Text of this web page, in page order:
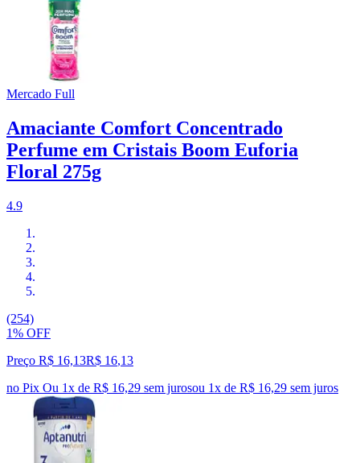
Mercado Full
Amaciante Comfort Concentrado
Perfume em Cristais Boom Euforia
Floral 275g
4.9
(254)
1% OFF
Preço R$ 16,13R$ 16,13
no Pix Ou 1x de R$ 16,29 sem jurosou 1x de R$ 16,29 sem juros